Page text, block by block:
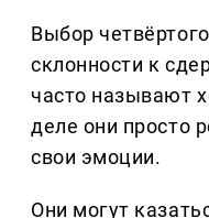
Выбор
склонности к
часто называют
деле они просто
свои эмоции.
Они могут